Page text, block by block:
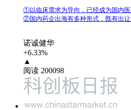
①以临床需求为导向，已经成为国内
②国内药企出海有多种形式，既有出
诺诚健华
+6.33%
▲
阅读 200098